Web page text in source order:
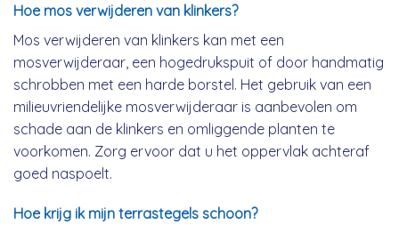
Hoe mos verwijderen van klinkers?
Mos verwijderen van klinkers kan met een
mosverwijderaar, een hogedrukspuit of door handmatig
schrobben met een harde borstel. Het gebruik van een
milieuvriendelijke mosverwijderaar is aanbevolen om
schade aan de klinkers en omliggende planten te
voorkomen. Zorg ervoor dat u het oppervlak achteraf
goed naspoelt.
Hoe krijg ik mijn terrastegels schoon?